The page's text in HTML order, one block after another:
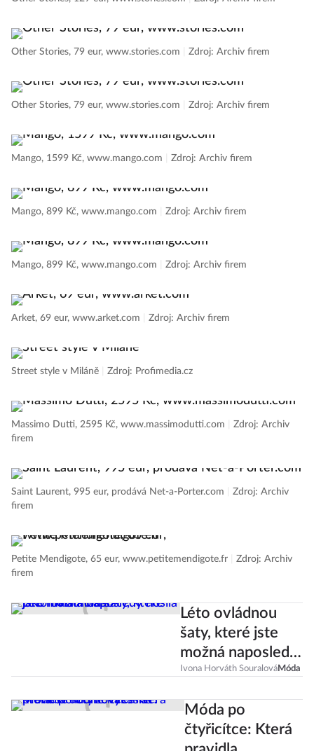
Other Stories, 79 eur, www.stories.com Zdroj: Archiv firem
Other Stories, 79 eur, www.stories.com Zdroj: Archiv firem
Mango, 1599 Kč, www.mango.com Zdroj: Archiv firem
Mango, 899 Kč, www.mango.com Zdroj: Archiv firem
Mango, 899 Kč, www.mango.com Zdroj: Archiv firem
Arket, 69 eur, www.arket.com Zdroj: Archiv firem
Street style v Miláně Zdroj: Profimedia.cz
Massimo Dutti, 2595 Kč, www.massimodutti.com
Zdroj: Archiv
firem
Saint Laurent, 995 eur, prodává Net-a-Porter.com
Zdroj: Archiv
firem
Petite Mendigote, 65 eur, www.petitemendigote.fr
Zdroj: Archiv
firem
Léto ovládnou
šaty, které jste
možná naposledy
nosila jako malá
Ivona Horváth SouralováMóda
Móda po
čtyřicítce: Která